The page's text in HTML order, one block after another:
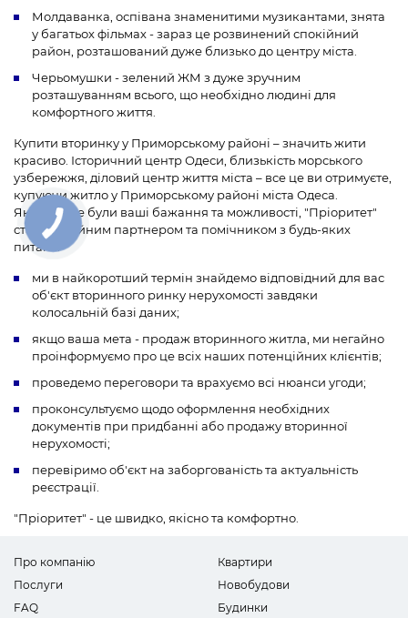
Молдаванка, оспівана знаменитими музикантами, знята
у багатьох фільмах - зараз це розвинений спокійний
район, розташований дуже близько до центру міста.
Черьомушки - зелений ЖМ з дуже зручним
розташуванням всього, що необхідно людині для
комфортного життя.
Купити вторинку у Приморському районі – значить жити
красиво. Історичний центр Одеси, близькість морського
узбережжя, діловий центр життя міста – все це ви отримуєте,
купуючи житло у Приморському районі міста Одеса.
Якими б не були ваші бажання та можливості, "Пріоритет"
стане надійним партнером та помічником з будь-яких
питань:
ми в найкоротший термін знайдемо відповідний для вас
об'єкт вторинного ринку нерухомості завдяки
колосальній базі даних;
якщо ваша мета - продаж вторинного житла, ми негайно
проінформуємо про це всіх наших потенційних клієнтів;
проведемо переговори та врахуємо всі нюанси угоди;
проконсультуємо щодо оформлення необхідних
документів при придбанні або продажу вторинної
нерухомості;
перевіримо об'єкт на заборгованість та актуальність
реєстрації.
"Пріоритет" - це швидко, якісно та комфортно.
Про компанію
Послуги
FAQ
Квартири
Новобудови
Будинки